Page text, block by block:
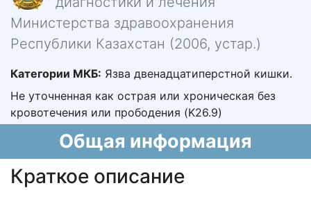
Министерства здравоохранения
Республики Казахстан (2006, устар.)
Категории МКБ: Язва двенадцатиперстной кишки.
Не уточненная как острая или хроническая без
кровотечения или прободения (K26.9)
Общая информация
Краткое описание